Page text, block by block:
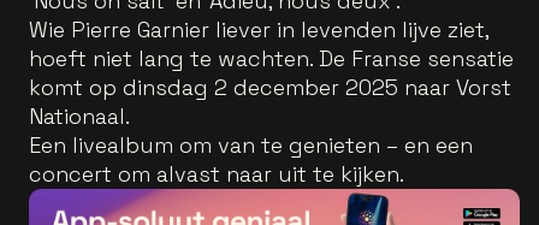
Wie Pierre Garnier liever in levenden lijve ziet,
hoeft niet lang te wachten. De Franse sensatie
komt op dinsdag 2 december 2025 naar Vorst
Nationaal.
Een livealbum om van te genieten – en een
concert om alvast naar uit te kijken.